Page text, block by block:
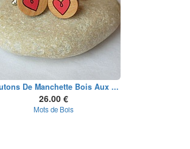
De Manchette Bois Aux ...
26.00 €
Mots de Bois